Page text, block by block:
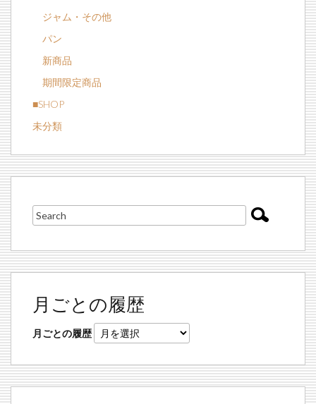
ジャム・その他
パン
新商品
期間限定商品
■SHOP
未分類
月ごとの履歴
月ごとの履歴